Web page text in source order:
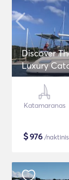
Discover
Luxury
Katamaranas
$976 /naktinis